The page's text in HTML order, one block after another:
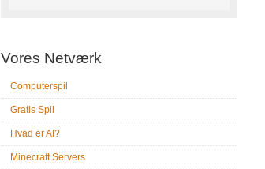
Vores Netværk
Computerspil
Gratis Spil
Hvad er AI?
Minecraft Servers